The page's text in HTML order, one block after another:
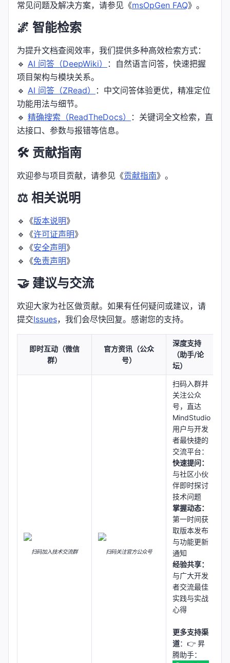
常见问题及解决方案，请参见《msOpGen FAQ》。
🌌 智能检索
为提升文档查阅效率，我们提供多种高效检索方式：
🔹 AI 问答（DeepWiki）
：自然语言问答，快速把握
项目架构与模块关系。
🔹 AI 问答（ZRead）
：中文问答体验更优，精准定位
功能用法与细节。
🔹 精确搜索（ReadTheDocs）
：关键词全文检索，直
达接口、参数与报错等信息。
🛠️ 贡献指南
欢迎参与项目贡献，请参见《贡献指南》。
⚖️ 相关说明
🔹《版本说明》
🔹《许可证声明》
🔹《安全声明》
🔹《免责声明》
🤝 建议与交流
欢迎大家为社区做贡献。如果有任何疑问或建议，请
提交Issues，我们会尽快回复。感谢您的支持。
即时互动（微信
群）
官方资讯（公众
号）
深度支持
（助手/论
坛）
扫码加入技术交流群 扫码关注官方公众号
扫码入群并
关注公众
号，直达
MindStudio
用户与开发
者最快捷的
交流平台：
快速提问：
与社区小伙
伴即时探讨
技术问题
掌握动态：
第一时间获
取版本发布
与功能更新
通知
经验共享：
与广大开发
者交流最佳
实践与实战
心得
更多支持渠
道：👉 昇
腾助手：